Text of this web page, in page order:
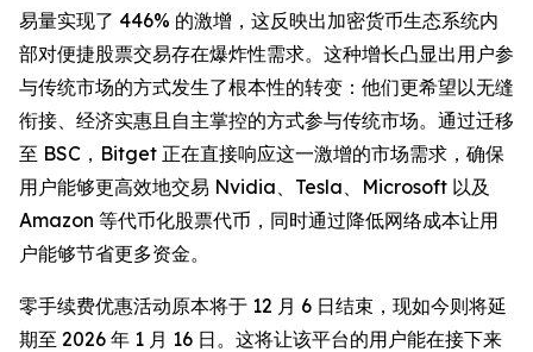
易量实现了 446% 的激增，这反映出加密货币生态系统内
部对便捷股票交易存在爆炸性需求。这种增长凸显出用户参
与传统市场的方式发生了根本性的转变：他们更希望以无缝
衔接、经济实惠且自主掌控的方式参与传统市场。通过迁移
至 BSC，Bitget 正在直接响应这一激增的市场需求，确保
用户能够更高效地交易 Nvidia、Tesla、Microsoft 以及
Amazon 等代币化股票代币，同时通过降低网络成本让用
户能够节省更多资金。
零手续费优惠活动原本将于 12 月 6 日结束，现如今则将延
期至 2026 年 1 月 16 日。这将让该平台的用户能在接下来